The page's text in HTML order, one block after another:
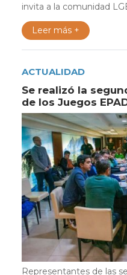
invita a la comunidad
Leer más +
ACTUALIDAD
Se realizó la
de los Juegos
Representantes de las